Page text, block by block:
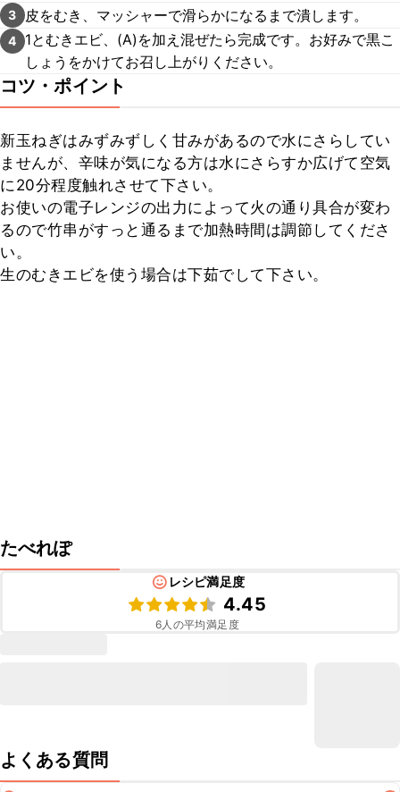
3 皮をむき、マッシャーで滑らかになるまで潰します。
4
1とむきエビ、(A)を加え混ぜたら完成です。お好みで黒こ
しょうをかけてお召し上がりください。
コツ・ポイント
新玉ねぎはみずみずしく甘みがあるので水にさらしてい
ませんが、辛味が気になる方は水にさらすか広げて空気
に20分程度触れさせて下さい。
お使いの電子レンジの出力によって火の通り具合が変わ
るので竹串がすっと通るまで加熱時間は調節してくださ
い。
生のむきエビを使う場合は下茹でして下さい。
たべれぽ
レシピ満足度
4.45
6人の平均満足度
よくある質問